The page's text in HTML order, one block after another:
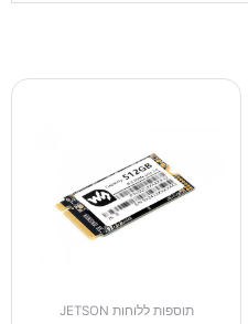
תוספות ללוחות JETSON